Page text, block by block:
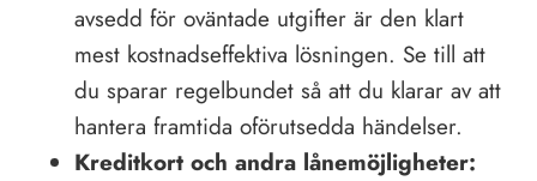
avsedd för oväntade utgifter är den klart
mest kostnadseffektiva lösningen. Se till att
du sparar regelbundet så att du klarar av att
hantera framtida oförutsedda händelser.
Kreditkort och andra lånemöjligheter: